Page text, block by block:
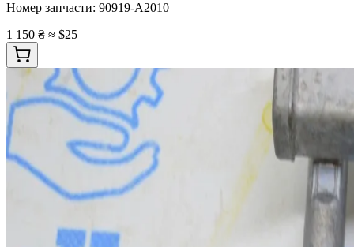
Номер запчасти: 90919-A2010
1 150 ₴ ≈ $25